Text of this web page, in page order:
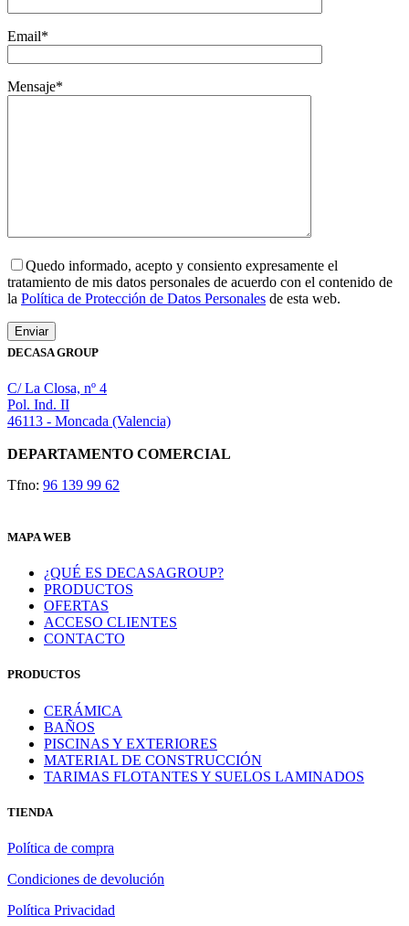
Email*
Mensaje*
Quedo informado, acepto y consiento expresamente el
tratamiento de mis datos personales de acuerdo con el contenido de
la Política de Protección de Datos Personales de esta web.
DECASA GROUP
C/ La Closa, nº 4
Pol. Ind. II
46113 - Moncada (Valencia)
DEPARTAMENTO COMERCIAL
Tfno: 96 139 99 62
MAPA WEB
¿QUÉ ES DECASAGROUP?
PRODUCTOS
OFERTAS
ACCESO CLIENTES
CONTACTO
PRODUCTOS
CERÁMICA
BAÑOS
PISCINAS Y EXTERIORES
MATERIAL DE CONSTRUCCIÓN
TARIMAS FLOTANTES Y SUELOS LAMINADOS
TIENDA
Política de compra
Condiciones de devolución
Política Privacidad